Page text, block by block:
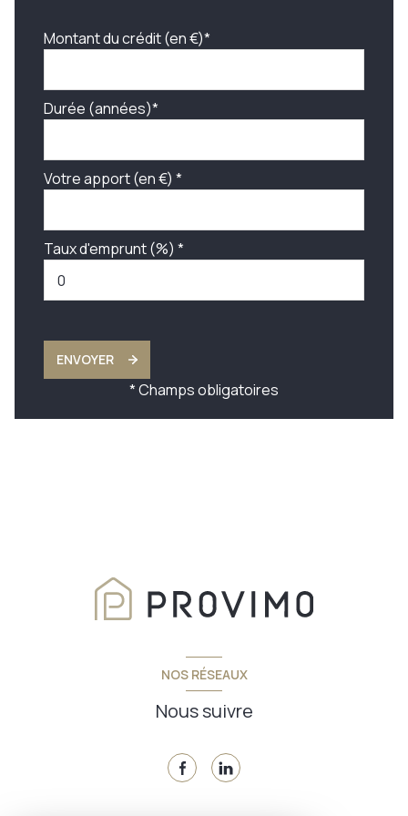
Montant du crédit (en €)*
Durée (années)*
Votre apport (en €) *
Taux d'emprunt (%) *
ENVOYER
* Champs obligatoires
NOS RÉSEAUX
Nous suivre